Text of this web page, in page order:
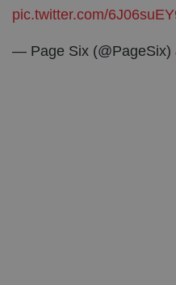
pic.twitter.com/
— Page Six (@PageSix)